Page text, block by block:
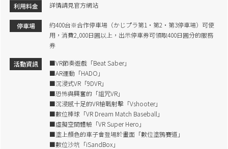
利用料金 詳情請見官方網站
停車場
約400台※合作停車場（かじプラ第1・第2・第3停車場）可使
用，消費2,000日圓以上，出示停車券可領取400日圓分的服務
券
活動資訊
■VR節奏遊戲「Beat Saber」
■AR運動「HADO」
■沉浸式VR「9DVR」
■恐怖與興奮的「詛咒VR」
■沉浸感十足的VR槍戰射擊「Vshooter」
■數位棒球「VR Dream Match Baseball」
■虛擬空間體驗「VR Super Hero」
■塗上顏色的車子會登場於畫面「數位塗鴉賽道」
■數位沙坑「iSandBox」